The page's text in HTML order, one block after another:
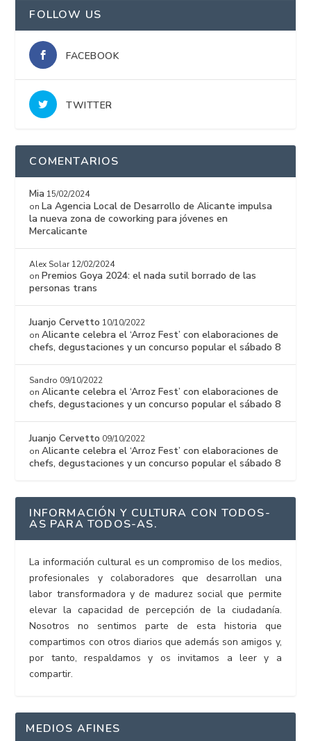
FOLLOW US
FACEBOOK
TWITTER
COMENTARIOS
Mia 15/02/2024
onLa Agencia Local de Desarrollo de Alicante impulsa
la nueva zona de coworking para jóvenes en
Mercalicante
Alex Solar 12/02/2024
onPremios Goya 2024: el nada sutil borrado de las
personas trans
Juanjo Cervetto 10/10/2022
onAlicante celebra el ‘Arroz Fest’ con elaboraciones de
chefs, degustaciones y un concurso popular el sábado 8
Sandro 09/10/2022
onAlicante celebra el ‘Arroz Fest’ con elaboraciones de
chefs, degustaciones y un concurso popular el sábado 8
Juanjo Cervetto 09/10/2022
onAlicante celebra el ‘Arroz Fest’ con elaboraciones de
chefs, degustaciones y un concurso popular el sábado 8
INFORMACIÓN Y CULTURA CON TODOS-
AS PARA TODOS-AS.
La información cultural es un compromiso de los medios,
profesionales y colaboradores que desarrollan una
labor transformadora y de madurez social que permite
elevar la capacidad de percepción de la ciudadanía.
Nosotros no sentimos parte de esta historia que
compartimos con otros diarios que además son amigos y,
por tanto, respaldamos y os invitamos a leer y a
compartir.
MEDIOS AFINES